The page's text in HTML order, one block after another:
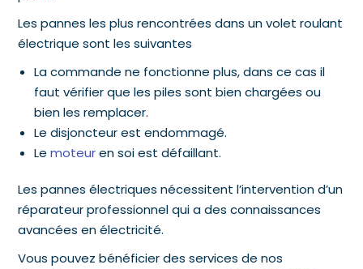
Les pannes les plus rencontrées dans un volet roulant
électrique sont les suivantes
La commande ne fonctionne plus, dans ce cas il
faut vérifier que les piles sont bien chargées ou
bien les remplacer.
Le disjoncteur est endommagé.
Lemoteuren soi est défaillant.
Les pannes électriques nécessitent l’intervention d’un
réparateur professionnel qui a des connaissances
avancées en électricité.
Vous pouvez bénéficier des services de nos